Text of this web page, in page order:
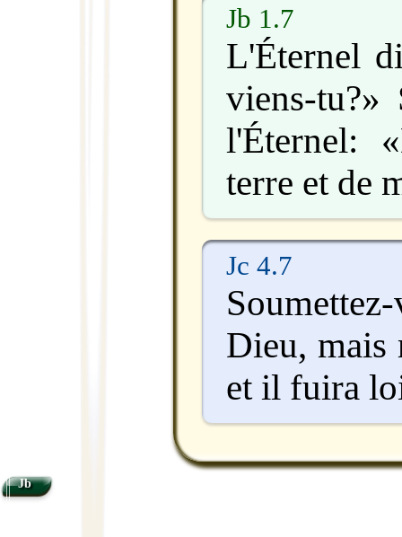
Jb 1.7
L'Éternel
viens-tu?»
l'Éternel:
terre et de
Jc 4.7
Dieu, mais
et il fuira
Jb